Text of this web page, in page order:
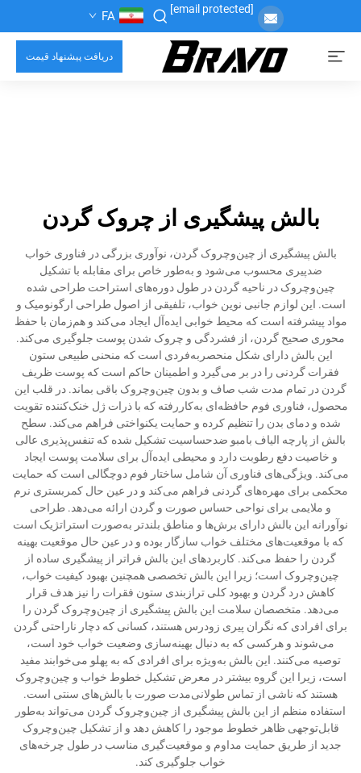
[email protected]
FA
دریافت پیشنهاد قیمت
بالش پیشگیری از چروک گردن
بالش پیشگیری از چین‌وچروک گردن، نوآوری بزرگی در فناوری خواب
ضدپیری محسوب می‌شود و به‌طور خاص برای مقابله با تشکیل
چین‌وچروک در ناحیه گردن در طول دوره‌های استراحت طراحی شده
است. این لوازم جانبی نوین خواب، تلفیقی از اصول طراحی ارگونومیک و
مواد پیشرفته است که محیط خوابی ایده‌آل ایجاد می‌کند و هم‌زمان با حفظ
محوری صحیح گردن، از فشردگی و چروک شدن پوست جلوگیری می‌کند.
این بالش دارای شکل منحصر‌به‌فردی است که منحنی طبیعی ستون
فقرات گردنی را در بر می‌گیرد و اطمینان حاکم است که پوست ظریف
گردن در تمام مدت شب صاف و بدون چین‌وچروک باقی بماند. در قلب این
محصول، فناوری فوم حافظه‌ای به‌کاررفته که با ذرات ژل خنک‌کننده تقویت
شده و دمای بدن را تنظیم کرده و حمایت یکنواختی فراهم می‌کند. سطح
بالش از پارچه الیاف بامبو ضدحساسیت تشکیل شده که تنفس‌پذیری عالی
و خاصیت دفع رطوبت دارد و محیطی ایده‌آل برای سلامت پوست ایجاد
می‌کند. ویژگی‌های فناوری آن شامل ساختار فوم دوچگالی است که حمایت
محکمی برای مهره‌های گردنی فراهم می‌کند و در عین حال کمربستری نرم
و ملایمی برای نواحی حساس صورت و گردن ارائه می‌دهد. طراحی
نوآورانه این بالش دارای برش‌ها و مناطق بلندتر به‌صورت استراتژیک است
که با موقعیت‌های مختلف خواب سازگار بوده و در عین حال موقعیت بهینه
گردن را حفظ می‌کند. کاربردهای این بالش فراتر از پیشگیری ساده از
چین‌وچروک است؛ زیرا این بالش تخصصی همچنین بهبود کیفیت خواب،
کاهش درد گردن و بهبود کلی ترازبندی ستون فقرات را نیز هدف قرار
می‌دهد. متخصصان سلامت این بالش پیشگیری از چین‌وچروک گردن را
برای افرادی که نگران پیری زودرس هستند، کسانی که دچار ناراحتی گردن
می‌شوند و هرکسی که به دنبال بهینه‌سازی وضعیت خواب خود است،
توصیه می‌کنند. این بالش به‌ویژه برای افرادی که به پهلو می‌خوابند مفید
است، زیرا این گروه بیشتر در معرض تشکیل خطوط خواب و چین‌وچروک
هستند که ناشی از تماس طولانی‌مدت صورت با بالش‌های سنتی است.
استفاده منظم از این بالش پیشگیری از چین‌وچروک گردن می‌تواند به‌طور
قابل‌توجهی ظاهر خطوط موجود را کاهش دهد و از تشکیل چین‌وچروک
جدید از طریق حمایت مداوم و موقعیت‌گیری مناسب در طول چرخه‌های
خواب جلوگیری کند.